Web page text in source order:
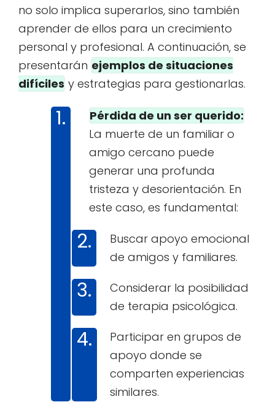
no solo implica superarlos, sino también
aprender de ellos para un crecimiento
personal y profesional. A continuación, se
presentarán ejemplos de situaciones
difíciles y estrategias para gestionarlas.
Pérdida de un ser querido:
La muerte de un familiar o
amigo cercano puede
generar una profunda
tristeza y desorientación. En
este caso, es fundamental:
Buscar apoyo emocional
de amigos y familiares.
Considerar la posibilidad
de terapia psicológica.
Participar en grupos de
apoyo donde se
comparten experiencias
similares.